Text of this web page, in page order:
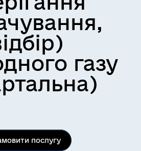
газу
послугу